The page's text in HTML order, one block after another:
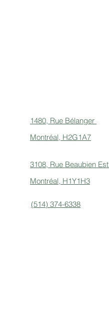
1480, Rue Bélanger
Montréal, H2G1A7
(514) 374-6338
3108, Rue Beaubien Est
Montréal, H1Y1H3